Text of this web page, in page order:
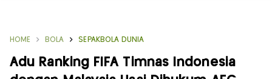
HOME BOLA SEPAKBOLA DUNIA
Adu Ranking FIFA Timnas Indonesia